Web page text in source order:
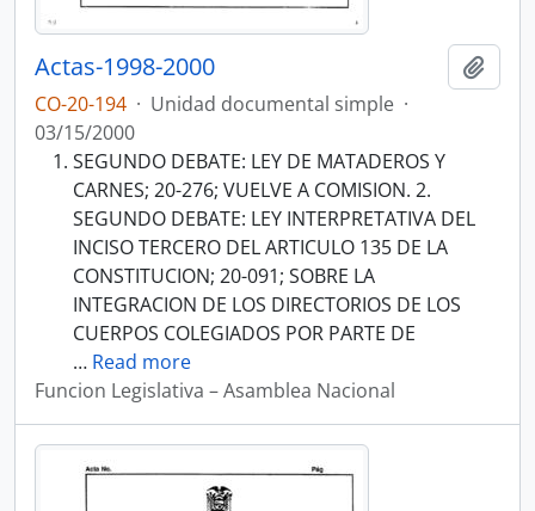
Actas-1998-2000
CO-20-194 · Unidad documental simple ·
03/15/2000
SEGUNDO DEBATE: LEY DE MATADEROS Y
CARNES; 20-276; VUELVE A COMISION. 2.
SEGUNDO DEBATE: LEY INTERPRETATIVA DEL
INCISO TERCERO DEL ARTICULO 135 DE LA
CONSTITUCION; 20-091; SOBRE LA
INTEGRACION DE LOS DIRECTORIOS DE LOS
CUERPOS COLEGIADOS POR PARTE DE
… Read more
Funcion Legislativa – Asamblea Nacional